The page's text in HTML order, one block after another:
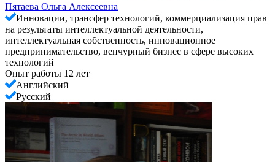
Пятаева Ольга Алексеевна
Инновации, трансфер технологий, коммерциализация прав
на результаты интеллектуальной деятельности,
интеллектуальная собственность, инновационное
предпринимательство, венчурный бизнес в сфере высоких
технологий
Опыт работы 12 лет
Английский
Русский